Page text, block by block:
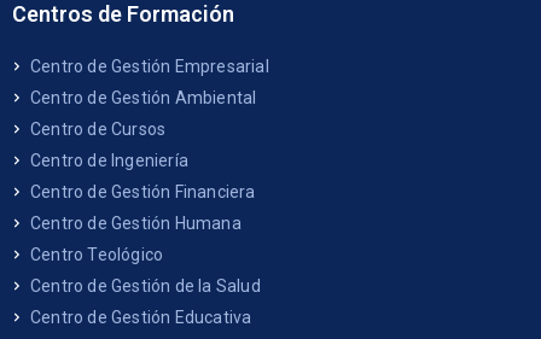
Centros de Formación
Centro de Gestión Empresarial
Centro de Gestión Ambiental
Centro de Cursos
Centro de Ingeniería
Centro de Gestión Financiera
Centro de Gestión Humana
Centro Teológico
Centro de Gestión de la Salud
Centro de Gestión Educativa